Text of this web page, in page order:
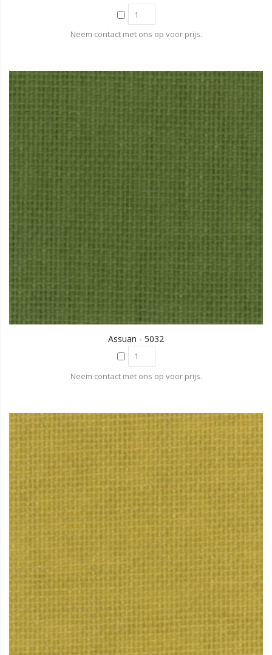
Neem contact met ons op voor prijs.
Assuan - 5032
Neem contact met ons op voor prijs.